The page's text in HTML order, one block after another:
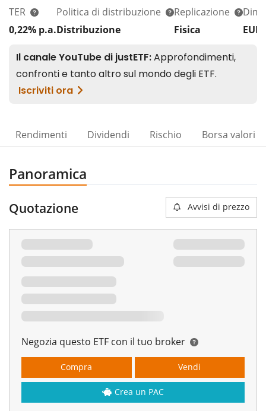
TER
0,22% p.a.
Politica di distribuzione
Distribuzione
Replicazione
Fisica
Rendimenti Dividendi Rischio Borsa valori
Panoramica
Quotazione Avvisi di prezzo
Negozia questo ETF con il tuo broker
Compra Vendi
Crea un PAC